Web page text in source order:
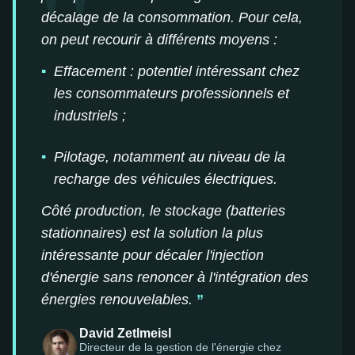
décalage de la consommation. Pour cela,
on peut recourir à différents moyens :
Effacement : potentiel intéressant chez
les consommateurs professionnels et
industriels ;
Pilotage, notamment au niveau de la
recharge des véhicules électriques.
Côté production, le stockage (batteries
stationnaires) est la solution la plus
intéressante pour décaler l'injection
d'énergie sans renoncer à l'intégration des
énergies renouvelables.
David Zetlmeisl
Directeur de la gestion de l'énergie chez